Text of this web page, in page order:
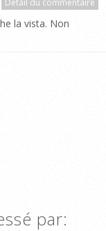
la vista. Non
par: